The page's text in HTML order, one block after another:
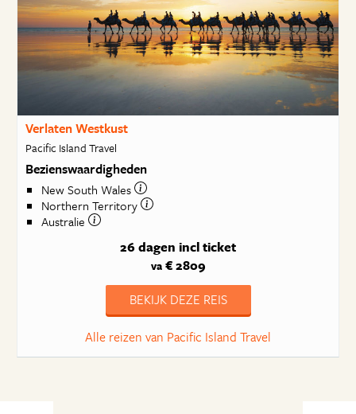
Verlaten Westkust
Pacific Island Travel
Bezienswaardigheden
New South Wales
Northern Territory
Australie
26 dagen incl ticket
va€ 2809
BEKIJK DEZE REIS
Alle reizen van Pacific Island Travel